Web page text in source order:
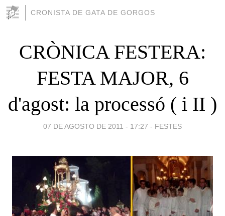
CRONISTA DE GATA DE GORGOS
CRÒNICA FESTERA:
FESTA MAJOR, 6
d'agost: la processó ( i II )
07 DE AGOSTO DE 2011 - 17:27 - FESTES